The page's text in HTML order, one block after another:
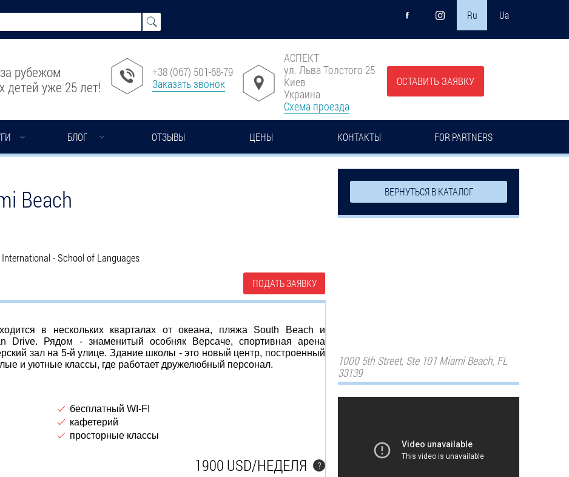
Ru Ua
рубежом
детей уже 25 лет!
+38 (067) 501-68-79
Заказать звонок
АСПЕКТ
ул. Льва Толстого 25
Киев
Украина
Схема проезда
ОСТАВИТЬ ЗАЯВКУ
БЛОГ ОТЗЫВЫ ЦЕНЫ КОНТАКТЫ FOR PARTNERS
Beach
International - School of Languages
ПОДАТЬ ЗАЯВКУ
в нескольких кварталах от океана, пляжа Sоuth Beach и
Drive. Рядом - знаменитый особняк Версаче, спортивная арена
зал на 5-й улице. Здание школы - это новый центр, построенный
и уютные классы, где работает дружелюбный персонал.
бесплатный WI-FI
кафетерий
просторные классы
1900 USD/НЕДЕЛЯ ?
ВЕРНУТЬСЯ В КАТАЛОГ
1000 5th Street, Ste 101 Miami Beach, FL
33139